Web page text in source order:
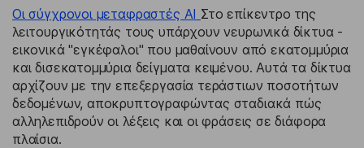
Οι σύγχρονοι μεταφραστές AI Στο επίκεντρο της
λειτουργικότητάς τους υπάρχουν νευρωνικά δίκτυα -
εικονικά "εγκέφαλοι" που μαθαίνουν από εκατομμύρια
και δισεκατομμύρια δείγματα κειμένου. Αυτά τα δίκτυα
αρχίζουν με την επεξεργασία τεράστιων ποσοτήτων
δεδομένων, αποκρυπτογραφώντας σταδιακά πώς
αλληλεπιδρούν οι λέξεις και οι φράσεις σε διάφορα
πλαίσια.